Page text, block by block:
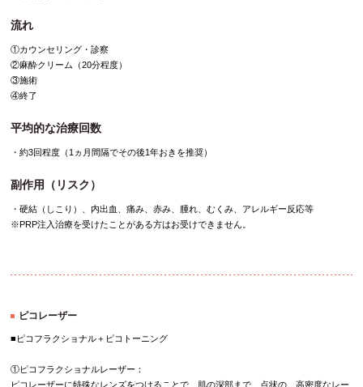
流れ
①カウンセリング・診察
②麻酔クリーム（20分程度）
③施術
④終了
平均的な治療回数
・約3回程度（1ヵ月間隔でその後1年おきを推奨）
副作用（リスク）
・硬結（しこり）、内出血、痛み、赤み、腫れ、むくみ、アレルギー反応等
※PRP注入治療を受けたことがある方はお受けできません。
ピコレーザー
■ピコフラクショナル＋ピコトーニング
①ピコフラクショナルレーザー：
ピコレーザーに特殊なレンズをつけることで、肌の深部まで、点状の、高密度なレー